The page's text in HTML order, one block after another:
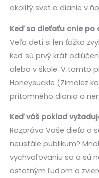
okolitý svet a dianie v
Keď sa dieťaťu cnie po
Veľa detí si len ťažko
keď sú prvý krát
alebo v škole. V tomto
Honeysuckle (Zimolez
prítomného diania a
Keď váš poklad
Rozpráva Vaše dieťa o
neustále publikum?
vychvaľovaniu sa a sú
ostatným ľuďom a